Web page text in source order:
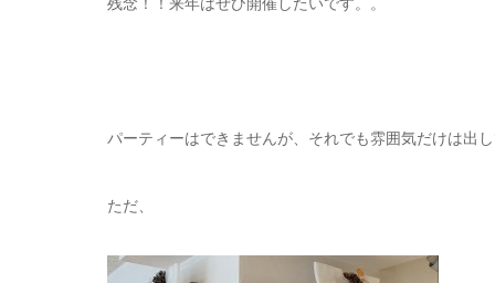
残念！！来年はぜひ開催したいです。。
パーティーはできませんが、それでも雰囲気だけは出
ただ、